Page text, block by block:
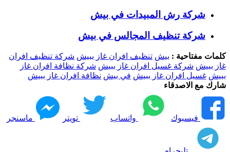
شركة رش المبيدات في بيش
شركة تنظيف المجالس في بيش
كلمات مفتاحية : بيش تنظيف افران غاز ببيش شركة تنظيف افران
غاز ببيش شركة غسيل افران غاز ببيش شركة نظافة افران غاز
ببيش غسيل افران غاز ببيش في بيش نظافة افران غاز ببيش
شارك مع الاصدقاء
فيسبوك واتساب تويتر ماسنجر